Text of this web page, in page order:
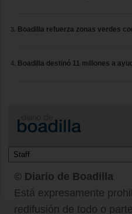
Boadilla refuerza zonas verdes
Boadilla destinó 11 millones a
© Diario de Boadilla
Está expresamente
redifusión de todo o